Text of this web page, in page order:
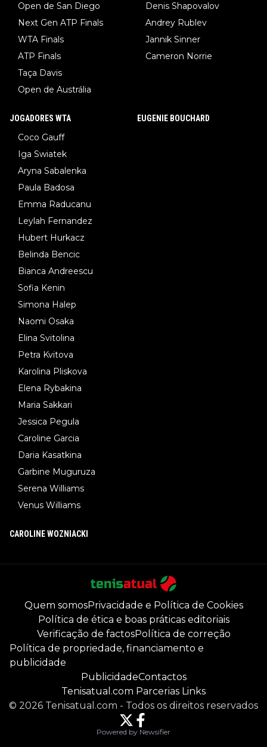
Open de San Diego
Next Gen ATP Finals
WTA Finals
ATP Finals
Taça Davis
Open de Austrália
Denis Shapovalov
Andrey Rublev
Jannik Sinner
Cameron Norrie
JOGADORES WTA
Coco Gauff
Iga Swiatek
Aryna Sabalenka
Paula Badosa
Emma Raducanu
Leylah Fernandez
Hubert Hurkacz
Belinda Bencic
Bianca Andreescu
Sofia Kenin
Simona Halep
Naomi Osaka
Elina Svitolina
Petra Kvitova
Karolina Pliskova
Elena Rybakina
Maria Sakkari
Jessica Pegula
Caroline Garcia
Daria Kasatkina
Garbine Muguruza
Serena Williams
Venus Williams
EUGENIE BOUCHARD
CAROLINE WOZNIACKI
Quem somosPrivacidade e Política de Cookies
Política de ética e boas práticas editoriais
Verificação de factosPolítica de correção
Política de propriedade, financiamento e
publicidade
PublicidadeContactos
Tenisatual.com Parcerias Links
© 2026 Tenisatual.com - Todos os direitos reservados
Powered by Newsifier